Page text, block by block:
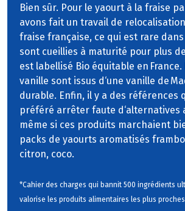
Bien sûr. Pour le yaourt à la fraise
avons fait un travail de
fraise française, ce qui est rare dans
sont cueillies à maturité pour plus
est labellisé Bio équitable en
vanille sont issus d‘une vanille de
durable. Enfin, il y a des références
préféré arrêter faute d‘alternatives
même si ces produits marchaient
packs de yaourts aromatisés
citron, coco.
*Cahier des charges qui bannit 500 ingrédients
valorise les produits alimentaires les plus